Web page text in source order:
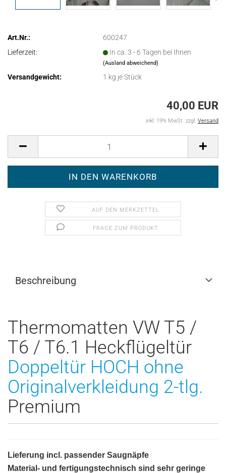
Art.Nr.:
600247
Lieferzeit:
In ca. 3 - 6 Tagen bei Ihnen
(Ausland abweichend)
Versandgewicht: 1 kg je Stück
40,00 EUR
inkl. 19% MwSt. zzgl. Versand
AUF DEN MERKZETTEL
FRAGE ZUM PRODUKT
Beschreibung
Thermomatten VW T5 /
T6 / T6.1 Heckflügeltür
Doppeltür HOCH ohne
Originalverkleidung 2-tlg.
Premium
Lieferung incl. passender Saugnäpfe
Material- und fertigungstechnisch sind sehr geringe